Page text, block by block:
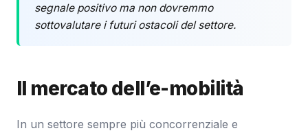
segnale positivo ma non dovremmo
sottovalutare i futuri ostacoli del settore.
Il mercato dell’e-mobilità
In un settore sempre più concorrenziale e